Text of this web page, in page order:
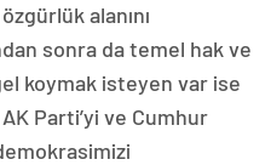
alanını
sonra da temel hak ve
koymak isteyen var ise
Parti’yi ve Cumhur